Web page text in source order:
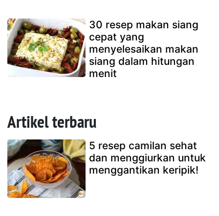
30 resep makan siang
cepat yang
menyelesaikan makan
siang dalam hitungan
menit
Artikel terbaru
5 resep camilan sehat
dan menggiurkan untuk
menggantikan keripik!